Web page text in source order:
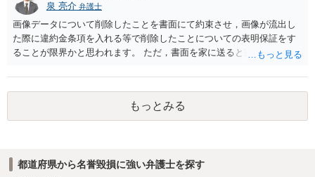
泉 亮介 弁護士
画像データについて削除したことを書面にて約束させ，画像が流出し
た際に違約金条項を入れる等で削除したことについての表明保証をす
ることが限界かと思われます。 ただ，書面を家に送ると家族に不貞行
除等を求めることは避けたほうが良いかと思われます。
もっとみる
都道府県から名誉毀損に強い弁護士を探す